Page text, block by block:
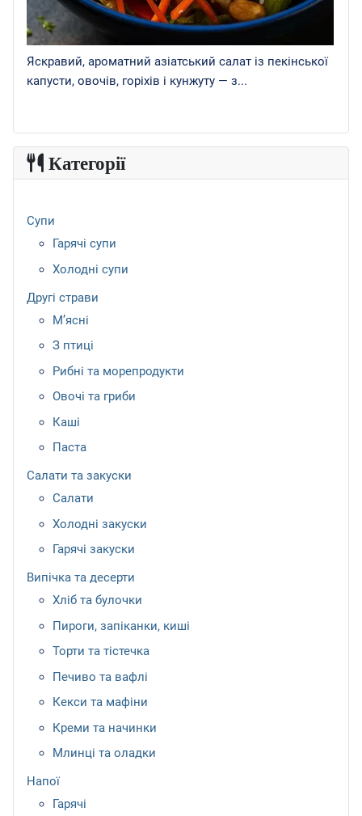
Яскравий, ароматний азіатський салат із пекінської
капусти, овочів, горіхів і кунжуту — з...
Категорії
Супи
Гарячі супи
Холодні супи
Другі страви
М’ясні
З птиці
Рибні та морепродукти
Овочі та гриби
Каші
Паста
Салати та закуски
Салати
Холодні закуски
Гарячі закуски
Випічка та десерти
Хліб та булочки
Пироги, запіканки, киші
Торти та тістечка
Печиво та вафлі
Кекси та мафіни
Креми та начинки
Млинці та оладки
Напої
Гарячі